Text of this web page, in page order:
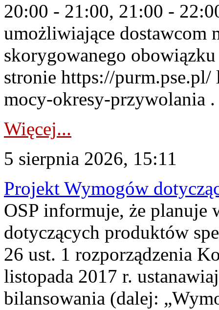
20:00 - 21:00, 21:00 -
umożliwiające dostawcom
skorygowanego
stronie https://
mocy-okresy-przywolania
Więcej...
5 sierpnia 2026, 15:11
Projekt Wymogów
OSP informuje, że planuje
dotyczących produktów
26 ust. 1 rozporządzenia
listopada 2017 r.
bilansowania (dalej: